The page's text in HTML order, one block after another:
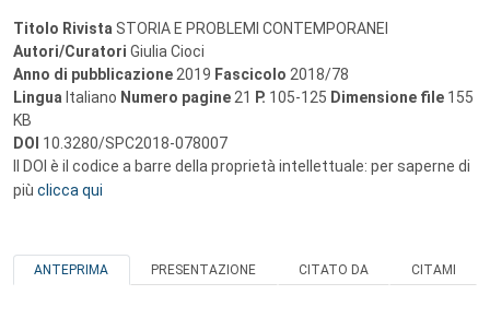
Titolo Rivista STORIA E PROBLEMI CONTEMPORANEI
Autori/Curatori Giulia Cioci
Anno di pubblicazione 2019 Fascicolo 2018/78
Lingua Italiano Numero pagine 21 P. 105-125 Dimensione file 155
KB
DOI 10.3280/SPC2018-078007
Il DOI è il codice a barre della proprietà intellettuale: per saperne di
più clicca qui
ANTEPRIMA PRESENTAZIONE CITATO DA CITAMI